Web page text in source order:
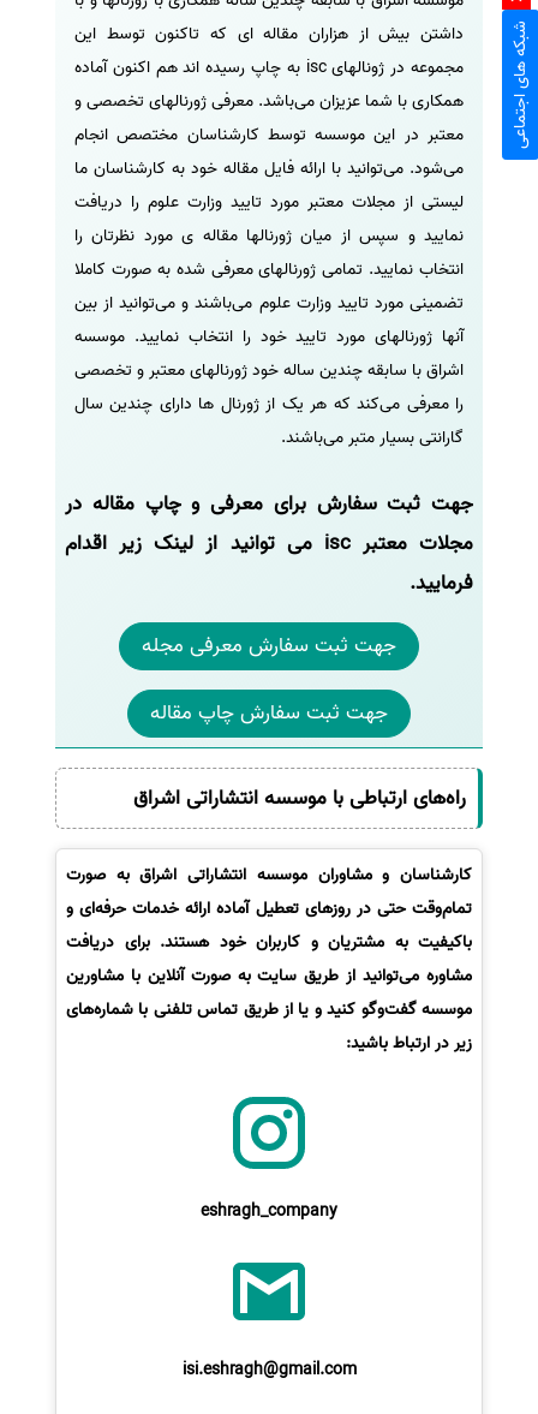
داشتن بیش از هزاران مقاله ای که تاکنون توسط این
مجموعه در ژونالهای isc به چاپ رسیده اند هم اکنون آماده
همکاری با شما عزیزان می‌باشد. معرفی ژورنالهای تخصصی و
معتبر در این موسسه توسط کارشناسان مختصص انجام
می‌شود. می‌توانید با ارائه فایل مقاله خود به کارشناسان ما
لیستی از مجلات معتبر مورد تایید وزارت علوم را دریافت
نمایید و سپس از میان ژورنالها مقاله ی مورد نظرتان را
انتخاب نمایید. تمامی ژورنالهای معرفی شده به صورت کاملا
تضمینی مورد تایید وزارت علوم می‌باشند و می‌توانید از بین
آنها ژورنالهای مورد تایید خود را انتخاب نمایید. موسسه
اشراق با سابقه چندین ساله خود ژورنالهای معتبر و تخصصی
را معرفی می‌کند که هر یک از ژورنال ها دارای چندین سال
گارانتی بسیار متبر می‌باشند.
جهت ثبت سفارش برای معرفی و چاپ مقاله در
مجلات معتبر isc می توانید از لینک زیر اقدام
فرمایید.
جهت ثبت سفارش معرفی مجله
جهت ثبت سفارش چاپ مقاله
راه‌های ارتباطی با موسسه انتشاراتی اشراق
کارشناسان و مشاوران موسسه انتشاراتی اشراق به صورت
تمام‌وقت حتی در روزهای تعطیل آماده ارائه خدمات حرفه‌ای و
باکیفیت به مشتریان و کاربران خود هستند. برای دریافت
مشاوره می‌توانید از طریق سایت به صورت آنلاین با مشاورین
موسسه گفت‌وگو کنید و یا از طریق تماس تلفنی با شماره‌های
زیر در ارتباط باشید:
eshragh_company
isi.eshragh@gmail.com
شبکه های اجتماعی